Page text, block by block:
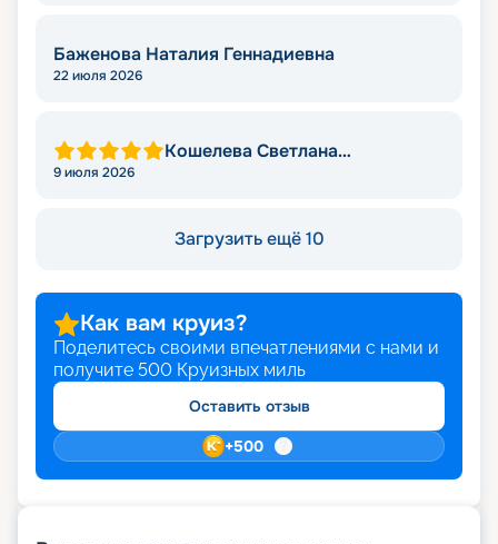
Баженова Наталия Геннадиевна
22 июля 2026
Кошелева Светлана
9 июля 2026
Загрузить ещё 10
Как вам круиз?
Поделитесь своими впечатлениями с нами и
получите 500 Круизных миль
Оставить отзыв
+500